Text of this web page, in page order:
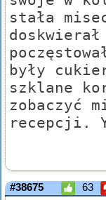
stała
były
szklane
zobaczyć
recepcji.
#38675 63